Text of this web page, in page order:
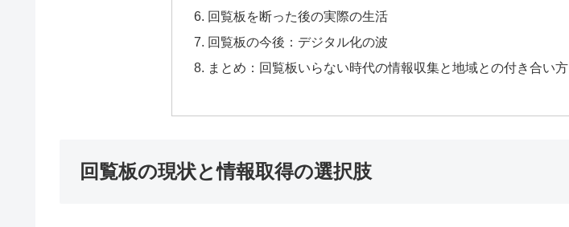
回覧板を断った後の実際の生活
回覧板の今後：デジタル化の波
まとめ：回覧板いらない時代の情報収集と地域との付き合い方
回覧板の現状と情報取得の選択肢